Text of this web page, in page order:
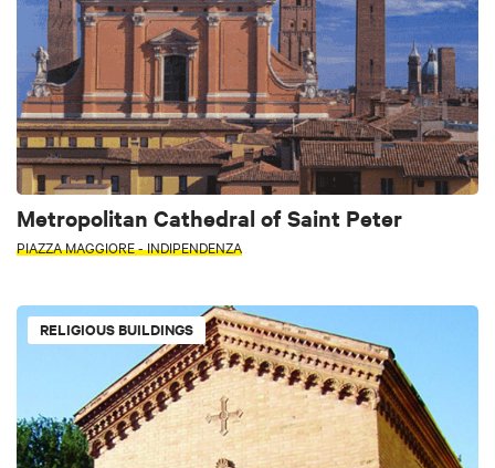
Metropolitan Cathedral of Saint Peter
PIAZZA MAGGIORE - INDIPENDENZA
RELIGIOUS BUILDINGS